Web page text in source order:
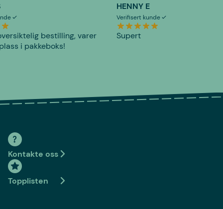
bestilling, varer
i pakkeboks!
HENNY E
Verifisert kunde
Supert
Kontakte oss
Topplisten